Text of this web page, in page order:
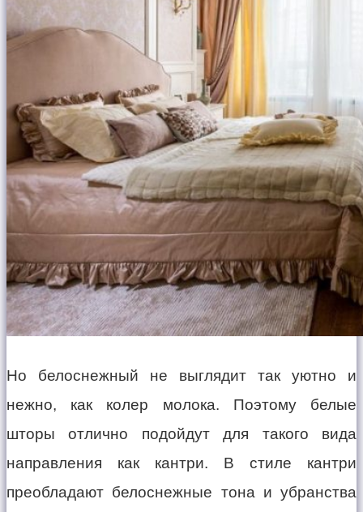
Но белоснежный не выглядит так уютно и
нежно, как колер молока. Поэтому белые
шторы отлично подойдут для такого вида
направления как кантри. В стиле кантри
преобладают белоснежные тона и убранства